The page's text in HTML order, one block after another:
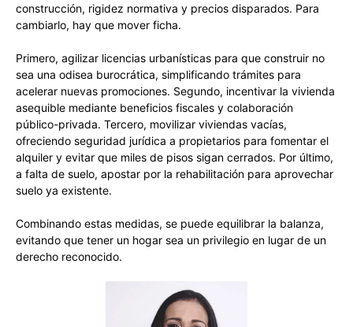
construcción, rigidez normativa y precios disparados. Para
cambiarlo, hay que mover ficha.
Primero, agilizar licencias urbanísticas para que construir no
sea una odisea burocrática, simplificando trámites para
acelerar nuevas promociones. Segundo, incentivar la vivienda
asequible mediante beneficios fiscales y colaboración
público-privada. Tercero, movilizar viviendas vacías,
ofreciendo seguridad jurídica a propietarios para fomentar el
alquiler y evitar que miles de pisos sigan cerrados. Por último,
a falta de suelo, apostar por la rehabilitación para aprovechar
suelo ya existente.
Combinando estas medidas, se puede equilibrar la balanza,
evitando que tener un hogar sea un privilegio en lugar de un
derecho reconocido.